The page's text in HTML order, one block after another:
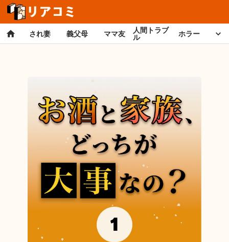
され妻 義父母 ママ友
人間トラブ
ル
ホラー